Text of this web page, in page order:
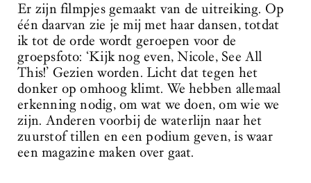
Er zijn filmpjes gemaakt van de uitreiking. Op
één daarvan zie je mij met haar dansen, totdat
ik tot de orde wordt geroepen voor de
groepsfoto: ‘Kijk nog even, Nicole, See All
This!’ Gezien worden. Licht dat tegen het
donker op omhoog klimt. We hebben allemaal
erkenning nodig, om wat we doen, om wie we
zijn. Anderen voorbij de waterlijn naar het
zuurstof tillen en een podium geven, is waar
een magazine maken over gaat.